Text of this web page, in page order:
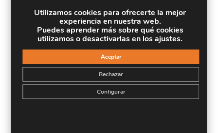
Utilizamos cookies para ofrecerte la mejor
experiencia en nuestra web.
Puedes aprender más sobre qué cookies
utilizamos o desactivarlas en losajustes.
Aceptar
Rechazar
Configurar